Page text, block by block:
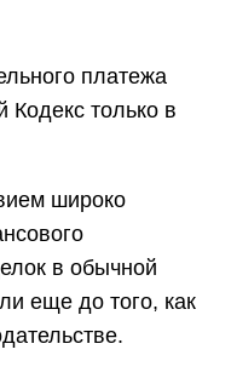
платежа
только в
широко
в обычной
еще до того, как